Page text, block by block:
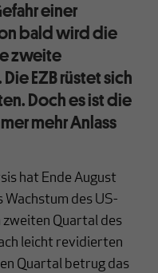
einer
bald wird die
zweite
EZB rüstet sich
Doch es ist die
mehr Anlass
hat Ende August
des US-
Quartal des
leicht revidierten
Quartal betrug das